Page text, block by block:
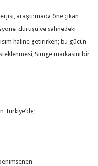
araştırmada öne çıkan
duruşu ve sahnedeki
haline getirirken; bu gücün
Simge markasını bir
Türkiye’de;